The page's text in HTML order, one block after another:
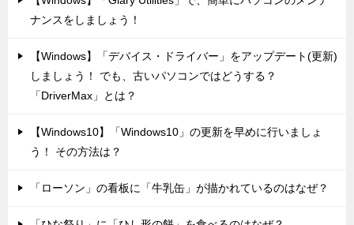
ナンスをしましょう！
【Windows】「デバイス・ドライバー」をアップデート(更新)
しましょう！ でも、古いパソコンではどうする？
「DriverMax」とは？
【Windows10】「Windows10」の更新を早めに行いましょ
う！ その方法は？
「ローソン」の看板に「牛乳缶」が描かれているのはなぜ？